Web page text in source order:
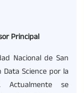
Principal
Nacional de San
Science por la
Actualmente se